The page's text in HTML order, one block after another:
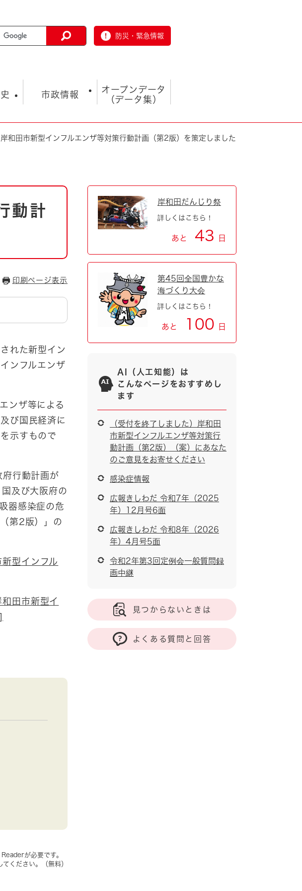
防災・緊急情報
まちづくり・協働
福祉・介護
市政情報
画
用情報
オープンデータ
（データ集）
岸和田市新型インフルエンザ等対策行動計画（第2版）を策定しました
動計
印刷ページ表示
れた新型イン
ンフルエンザ
ンザ等による
び国民経済に
示すもので
行動計画が
及び大阪府の
器感染症の危
第2版）」​​の
新型インフル
和田市新型イ
が必要です。
ください。（無料）
岸和田だんじり祭
詳しくはこちら！
あと 43 日
第45回全国豊かな
海づくり大会
詳しくはこちら！
あと 100 日
AI（人工知能）は
こんなページをおすすめし
ます
（受付を終了しました）岸和田
市新型インフルエンザ等対策行
動計画（第2版）（案）にあなた
のご意見をお寄せください
感染症情報
広報きしわだ 令和7年（2025
年）12月号6面
広報きしわだ 令和8年（2026
年）4月号5面
令和2年第3回定例会一般質問録
画中継
見つからないときは
よくある質問と回答